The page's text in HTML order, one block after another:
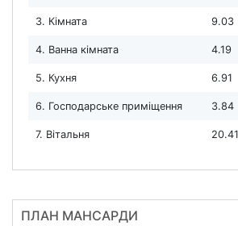
3. Кімната 9.03
4. Ванна кімната 4.19
5. Кухня 6.91
6. Господарське приміщення 3.84
7. Вітальня 20.41
ПЛАН МАНСАРДИ